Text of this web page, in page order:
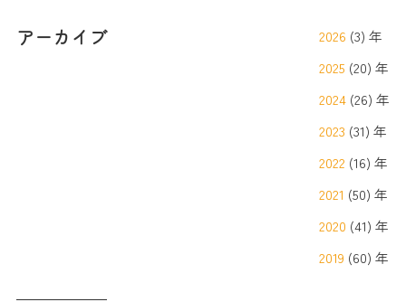
アーカイブ 2026 (3) 年
2025 (20) 年
2024 (26) 年
2023 (31) 年
2022 (16) 年
2021 (50) 年
2020 (41) 年
2019 (60) 年